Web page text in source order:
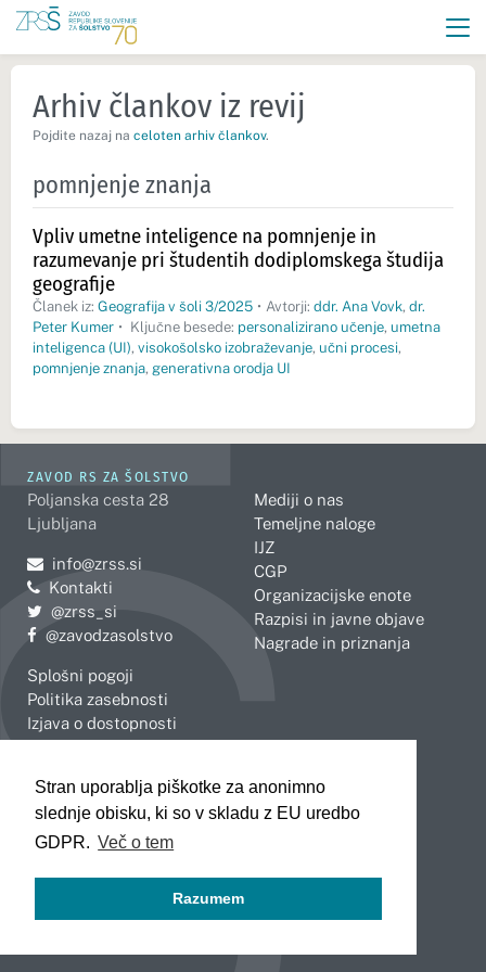
Stran uporablja piškotke za anonimno
slednje obisku, ki so v skladu z EU uredbo
GDPR. Več o tem
Razumem
Arhiv člankov iz revij
Pojdite nazaj na celoten arhiv člankov.
pomnjenje znanja
Vpliv umetne inteligence na pomnjenje in
razumevanje pri študentih dodiplomskega študija
geografije
Članek iz: Geografija v šoli 3/2025 • Avtorji: ddr. Ana Vovk, dr.
Peter Kumer • Ključne besede: personalizirano učenje, umetna
inteligenca (UI), visokošolsko izobraževanje, učni procesi,
pomnjenje znanja, generativna orodja UI
ZAVOD RS ZA ŠOLSTVO
Poljanska cesta 28
Ljubljana
Pošljite e-mail na
info@zrss.si
Kontakti
Pojdite na Twitter:
@zrss_si
Pojdite na Facebook:
@zavodzasolstvo
Splošni pogoji
Politika zasebnosti
Izjava o dostopnosti
Mediji o nas
Temeljne naloge
IJZ
CGP
Organizacijske enote
Razpisi in javne objave
Nagrade in priznanja
Celje
Koper
Kranj
Novo mesto
Slovenj Gradec